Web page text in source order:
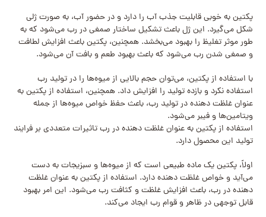
پکتین به خوبی قابلیت جذب آب را دارد و در حضور آب، به صورت ژلی
شکل می‌گیرد. این ژل باعث تشکیل ساختار صمغی در رب می‌شود که به
طور موثر تغلیظ را بهبود می‌بخشد. همچنین، پکتین باعث افزایش لطافت
و صمغی شدن رب می‌شود که باعث بهبود طعم و بافت آن می‌شود.
با استفاده از پکتین، می‌توان حجم بالایی از میوه‌ها را در تولید رب
استفاده نکرد و بازده تولید را افزایش داد. همچنین، استفاده از پکتین به
عنوان غلظت دهنده در تولید رب، باعث حفظ خواص میوه‌ها از جمله
ویتامین‌ها و فیبر می‌شود.
استفاده از پکتین به عنوان غلظت دهنده در رب تاثیرات متعددی بر فرایند
تولید این محصول دارد.
اولاً، پکتین یک ماده طبیعی است که از میوه‌ها و سبزیجات به دست
می‌آید و خواص غلظت دهنده دارد. استفاده از پکتین به عنوان غلظت
دهنده در رب، باعث افزایش غلظت و کثافت رب می‌شود. این امر بهبود
قابل توجهی در ظاهر و قوام رب ایجاد می‌کند.